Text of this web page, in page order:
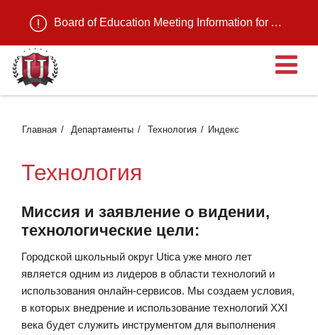
Board of Education Meeting Information for August 11, 2026
Главная Департаменты Технология Индекс
Технология
Миссия и заявление о видении,
технологические цели:
Городской школьный округ Utica уже много лет
является одним из лидеров в области технологий и
использования онлайн-сервисов. Мы создаем условия,
в которых внедрение и использование технологий XXI
века будет служить инструментом для выполнения